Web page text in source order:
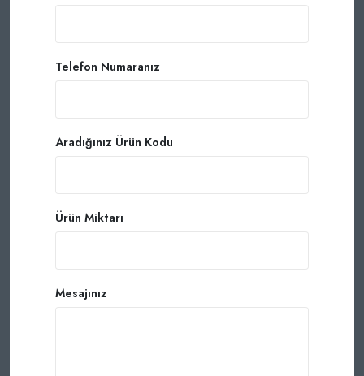
Telefon Numaranız
Aradığınız Ürün Kodu
Ürün Miktarı
Mesajınız